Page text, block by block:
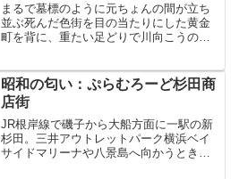
まるで墓標のように元ちょんの間が立ち
並ぶ死んだ色街を目の当たりにした黄金
町を背に、重たい足どりで川向こうの曙
域に分かれていたそうだ。昭和30年発行
の『全国女性街ガイド...
昭和の匂い：ぷらむろーど杉田商
店街
JR根岸線で磯子から大船方面に一駅の新
杉田。三井アウトレットパーク横浜ベイ
サイドマリーナや八景島へ向かうときに